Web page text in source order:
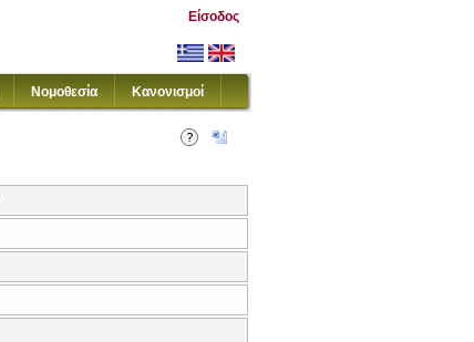
Είσοδος
Νομοθεσία Κανονισμοί